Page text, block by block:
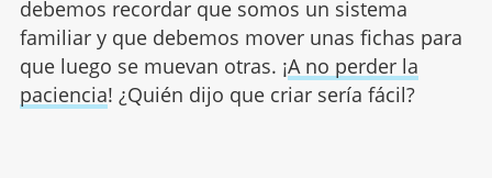
debemos recordar que somos un sistema
familiar y que debemos mover unas fichas para
que luego se muevan otras. ¡A no perder la
paciencia! ¿Quién dijo que criar sería fácil?